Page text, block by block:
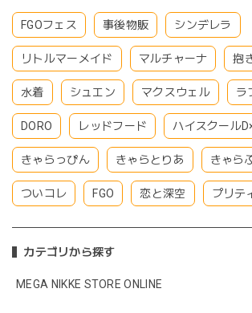
FGOフェス 事後物販 シンデレラ
リトルマーメイド マルチャーナ 抱
水着 シュエン マクスウェル ラ
DORO レッドフード ハイスクール
きゃらっぴん きゃらとりあ きゃら
ついコレ FGO 恋と深空 プリテ
カテゴリから探す
MEGA NIKKE STORE ONLINE